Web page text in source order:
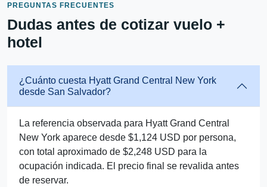
PREGUNTAS FRECUENTES
Dudas antes de cotizar vuelo +
hotel
¿Cuánto cuesta Hyatt Grand Central New York
desde San Salvador?
La referencia observada para Hyatt Grand Central
New York aparece desde $1,124 USD por persona,
con total aproximado de $2,248 USD para la
ocupación indicada. El precio final se revalida antes
de reservar.